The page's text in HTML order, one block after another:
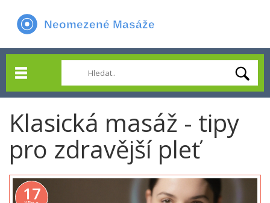
Klasická masáž - tipy
pro zdravější pleť
17